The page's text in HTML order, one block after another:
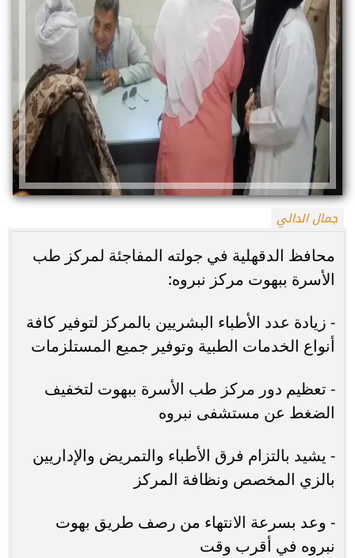
جمال الدالي
محافظ الدقهلية في جولته المفاجئة لمركز طب
الأسرة ببهوت مركز نبروه:
- زيادة عدد الأطباء البشريين بالمركز لتوفير كافة
أنواع الخدمات الطبية وتوفير جميع المستلزمات
- تعظيم دور مركز طب الأسرة ببهوت لتخفيف
الضغط عن مستشفى نبروه
- يشيد بالتزام فرق الأطباء والتمريض والإداريين
بالزي المخصص ونظافة المركز
- وعد بسرعة الانتهاء من رصف طريق بهوت
نبروه في أقرب وقت